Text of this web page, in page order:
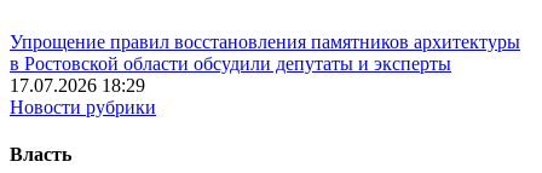
Упрощение правил восстановления памятников архитектуры
в Ростовской области обсудили депутаты и эксперты
17.07.2026 18:29
Новости рубрики
Власть